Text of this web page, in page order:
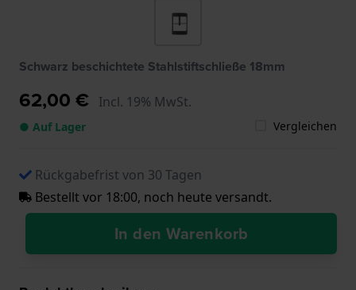
Schwarz beschichtete Stahlstiftschließe 18mm
62,00 € Incl. 19% MwSt.
● Auf Lager Vergleichen
Rückgabefrist von 30 Tagen
Bestellt vor 18:00, noch heute versandt.
In den Warenkorb